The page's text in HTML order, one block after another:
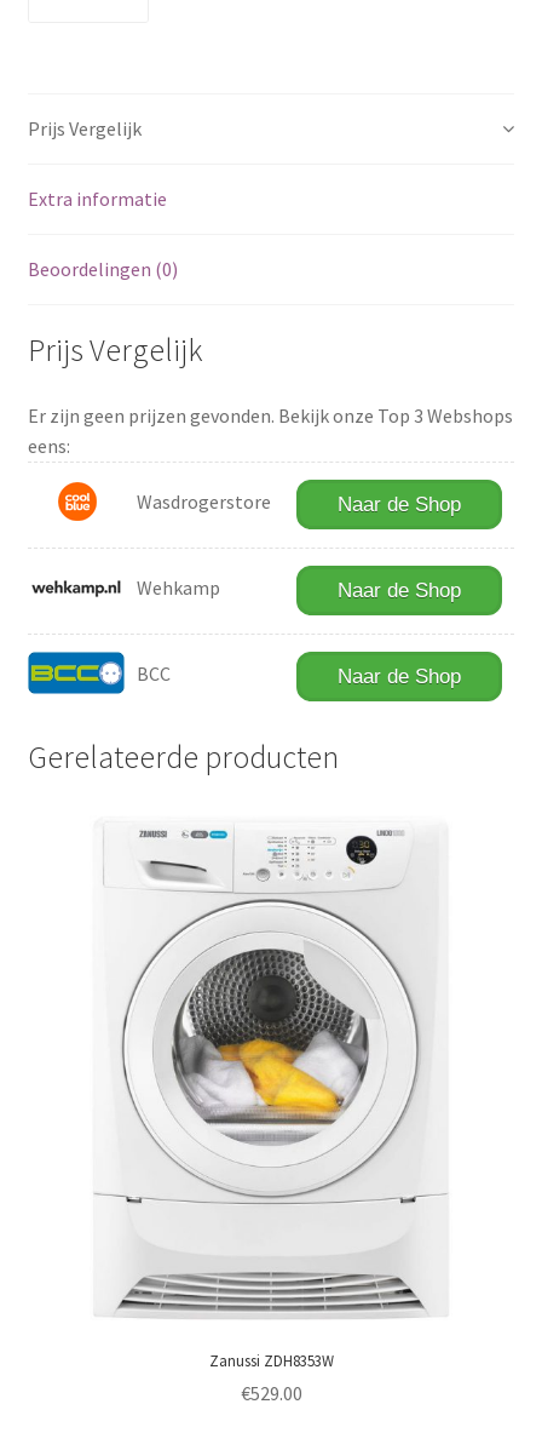
Prijs Vergelijk
Extra informatie
Beoordelingen (0)
Prijs Vergelijk
Er zijn geen prijzen gevonden. Bekijk onze Top 3 Webshops
eens:
Wasdrogerstore Naar de Shop
Wehkamp Naar de Shop
BCC Naar de Shop
Gerelateerde producten
Zanussi ZDH8353W
€529.00